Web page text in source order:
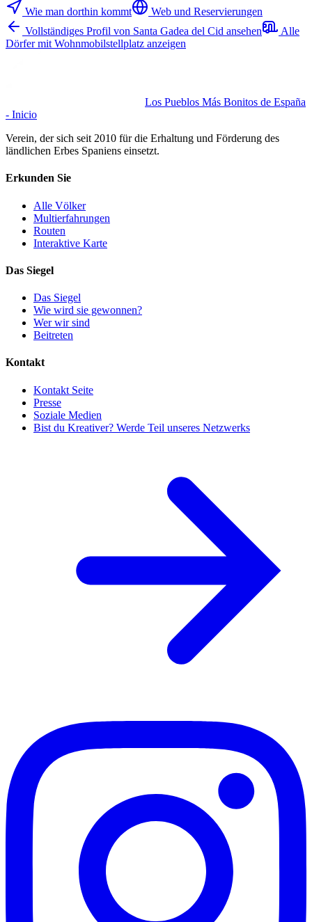
Wie man dorthin kommt
Web und Reservierungen
Vollständiges Profil von Santa Gadea del Cid ansehen
Alle
Dörfer mit Wohnmobilstellplatz anzeigen
Los Pueblos Más Bonitos de España
- Inicio
Verein, der sich seit 2010 für die Erhaltung und Förderung des
ländlichen Erbes Spaniens einsetzt.
Erkunden Sie
Alle Völker
Multierfahrungen
Routen
Interaktive Karte
Das Siegel
Das Siegel
Wie wird sie gewonnen?
Wer wir sind
Beitreten
Kontakt
Kontakt Seite
Presse
Soziale Medien
Bist du Kreativer? Werde Teil unseres Netzwerks